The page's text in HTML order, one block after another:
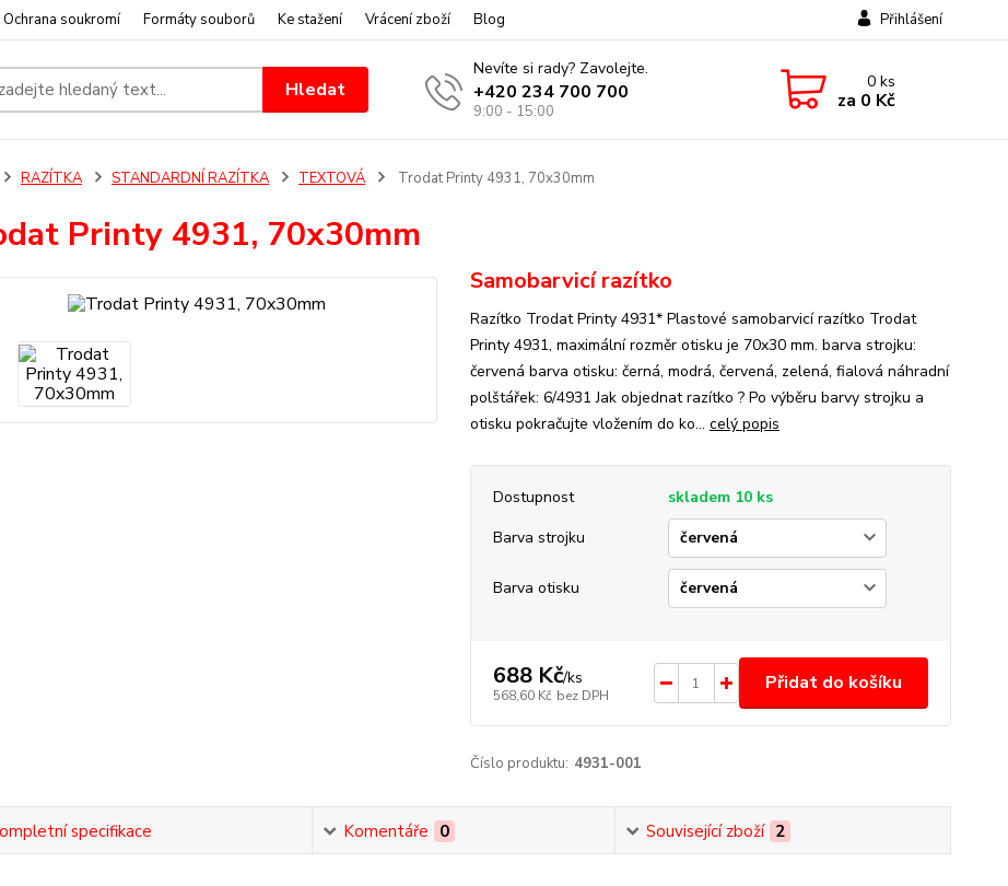
Ochrana soukromí Formáty souborů Ke stažení Vrácení zboží Blog Přihlášení
Hledat
Nevíte si rady? Zavolejte.
+420 234 700 700
9:00 - 15:00
0ks
za 0 Kč
RAZÍTKA STANDARDNÍ RAZÍTKA TEXTOVÁ Trodat Printy 4931, 70x30mm
Printy 4931, 70x30mm
Samobarvicí razítko
Razítko Trodat Printy 4931* Plastové samobarvicí razítko Trodat
Printy 4931, maximální rozměr otisku je 70x30 mm. barva strojku:
červená barva otisku: černá, modrá, červená, zelená, fialová náhradní
polštářek: 6/4931 Jak objednat razítko ? Po výběru barvy strojku a
otisku pokračujte vložením do ko... celý popis
Dostupnost
skladem 10 ks
Barva strojku
Barva otisku
688 Kč/ks
568,60 Kč bez DPH
Přidat do košíku
Číslo produktu: 4931-001
specifikace Komentáře 0 Související zboží 2